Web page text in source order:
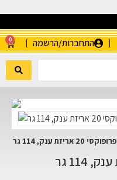
התחברות/הרשמה 0
פרופוקסי 20 אריזת ענק, 114 גר